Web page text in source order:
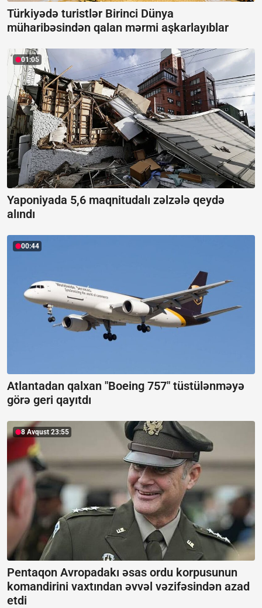
Türkiyədə turistlər Birinci Dünya
müharibəsindən qalan mərmi aşkarlayıblar
01:05
Yaponiyada 5,6 maqnitudalı zəlzələ qeydə
alındı
00:44
Atlantadan qalxan "Boeing 757" tüstülənməyə
görə geri qayıtdı
8 Avqust 23:55
Pentaqon Avropadakı əsas ordu korpusunun
komandirini vaxtından əvvəl vəzifəsindən azad
etdi